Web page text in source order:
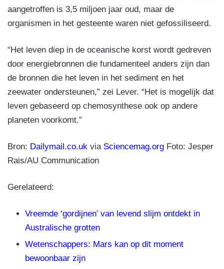
aangetroffen is 3,5 miljoen jaar oud, maar de
organismen in het gesteente waren niet gefossiliseerd.
“Het leven diep in de oceanische korst wordt gedreven
door energiebronnen die fundamenteel anders zijn dan
de bronnen die het leven in het sediment en het
zeewater ondersteunen,” zei Lever. “Het is mogelijk dat
leven gebaseerd op chemosynthese ook op andere
planeten voorkomt.”
Bron: Dailymail.co.uk via Sciencemag.org Foto: Jesper
Rais/AU Communication
Gerelateerd:
Vreemde ‘gordijnen’ van levend slijm ontdekt in
Australische grotten
Wetenschappers: Mars kan op dit moment
bewoonbaar zijn